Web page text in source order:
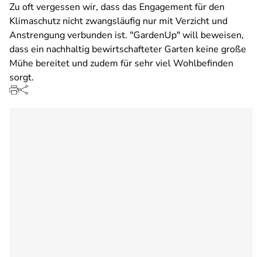
Zu oft vergessen wir, dass das Engagement für den
Klimaschutz nicht zwangsläufig nur mit Verzicht und
Anstrengung verbunden ist. "GardenUp" will beweisen,
dass ein nachhaltig bewirtschafteter Garten keine große
Mühe bereitet und zudem für sehr viel Wohlbefinden
sorgt.